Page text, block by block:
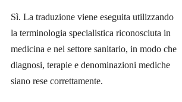
Sì. La traduzione viene eseguita utilizzando
la terminologia specialistica riconosciuta in
medicina e nel settore sanitario, in modo che
diagnosi, terapie e denominazioni mediche
siano rese correttamente.